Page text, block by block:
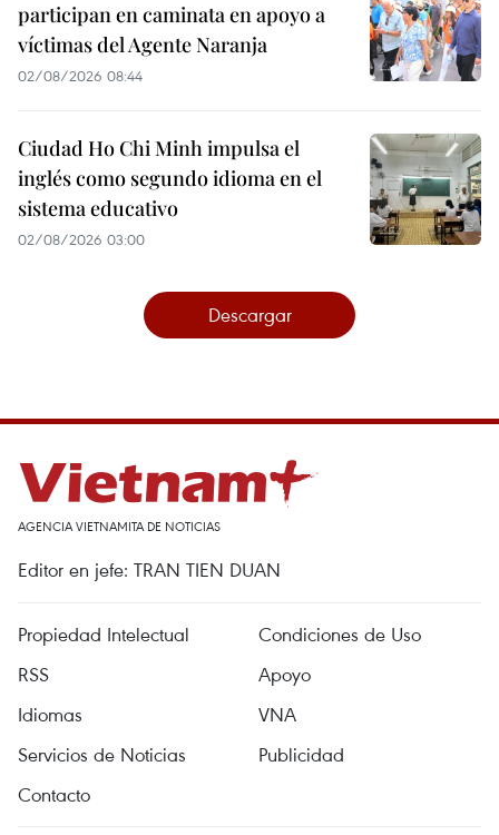
participan en caminata en apoyo a
víctimas del Agente Naranja
02/08/2026 08:44
Ciudad Ho Chi Minh impulsa el
inglés como segundo idioma en el
sistema educativo
02/08/2026 03:00
Descargar
AGENCIA VIETNAMITA DE NOTICIAS
Editor en jefe: TRAN TIEN DUAN
Propiedad Intelectual
Condiciones de Uso
RSS
Apoyo
Idiomas
VNA
Servicios de Noticias
Publicidad
Contacto